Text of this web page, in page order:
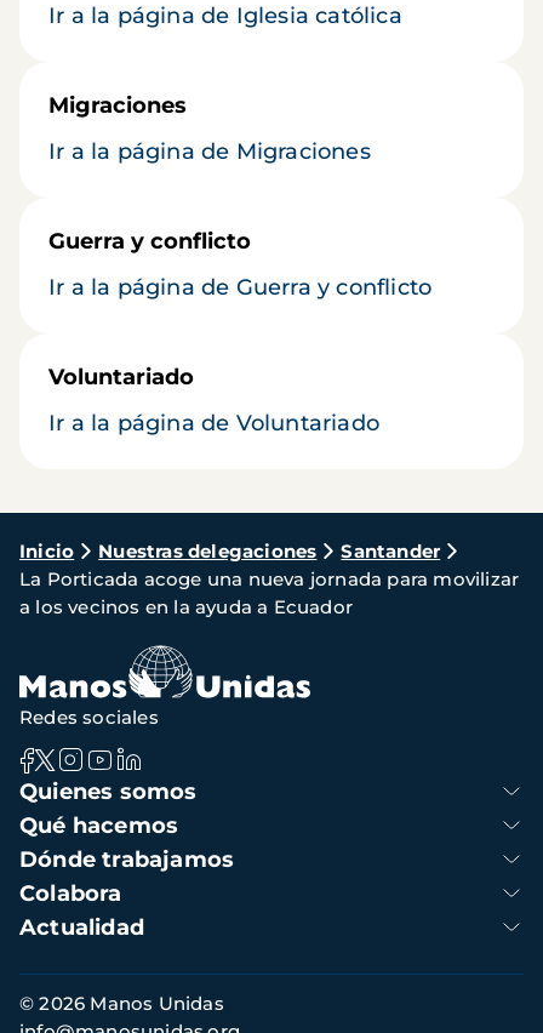
Ir a la página de Iglesia católica
Migraciones
Ir a la página de Migraciones
Guerra y conflicto
Ir a la página de Guerra y conflicto
Voluntariado
Ir a la página de Voluntariado
Ruta
de
navegación
Inicio Nuestras delegaciones
Santander
La Porticada acoge una nueva jornada para movilizar
a los vecinos en la ayuda a Ecuador
Navegación
principal
Quienes somos
Qué hacemos
Dónde trabajamos
Colabora
Actualidad
Redes sociales
Información
de
© 2026 Manos Unidas